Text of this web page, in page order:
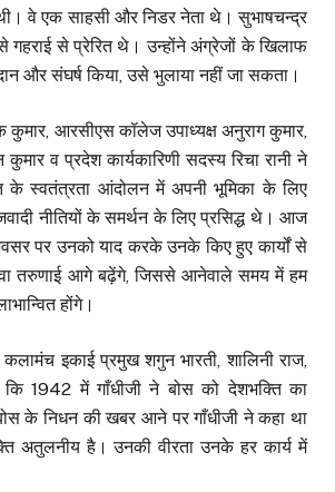
वे एक साहसी और निडर नेता थे। सुभाषचन्द्र
गहराई से प्रेरित थे। उन्होंने अंग्रेजों के खिलाफ
और संघर्ष किया, उसे भुलाया नहीं जा सकता।
कुमार, आरसीएस कॉलेज उपाध्यक्ष अनुराग कुमार,
कुमार व प्रदेश कार्यकारिणी सदस्य रिचा रानी ने
के स्वतंत्रता आंदोलन में अपनी भूमिका के लिए
नीतियों के समर्थन के लिए प्रसिद्ध थे। आज
पर उनको याद करके उनके किए हुए कार्यों से
तरुणाई आगे बढ़ेंगे, जिससे आनेवाले समय में हम
होंगे।
इकाई प्रमुख शगुन भारती, शालिनी राज,
कि 1942 में गाँधीजी ने बोस को देशभक्ति का
के निधन की खबर आने पर गाँधीजी ने कहा था
अतुलनीय है। उनकी वीरता उनके हर कार्य में